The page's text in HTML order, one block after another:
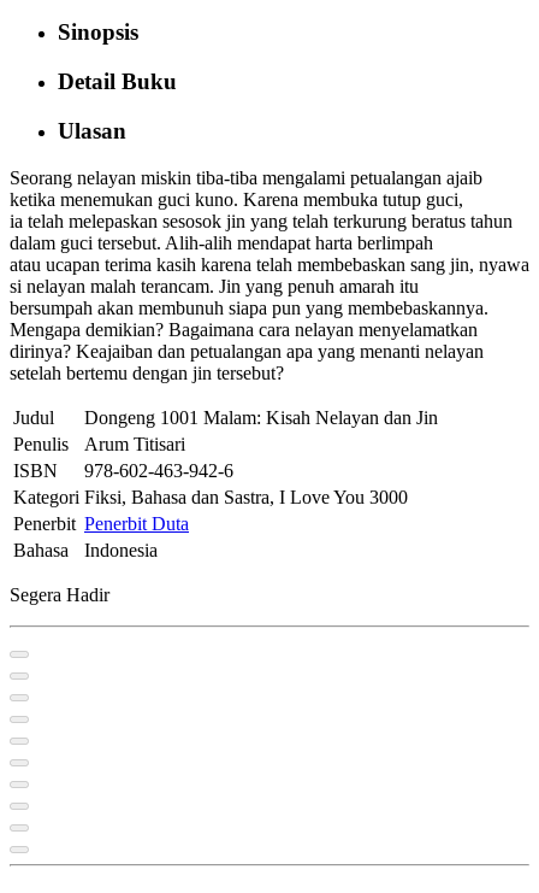
Sinopsis
Detail Buku
Ulasan
Seorang nelayan miskin tiba-tiba mengalami petualangan ajaib
ketika menemukan guci kuno. Karena membuka tutup guci,
ia telah melepaskan sesosok jin yang telah terkurung beratus tahun
dalam guci tersebut. Alih-alih mendapat harta berlimpah
atau ucapan terima kasih karena telah membebaskan sang jin, nyawa
si nelayan malah terancam. Jin yang penuh amarah itu
bersumpah akan membunuh siapa pun yang membebaskannya.
Mengapa demikian? Bagaimana cara nelayan menyelamatkan
dirinya? Keajaiban dan petualangan apa yang menanti nelayan
setelah bertemu dengan jin tersebut?
Judul
Dongeng 1001 Malam: Kisah Nelayan dan Jin
Penulis
Arum Titisari
ISBN
978-602-463-942-6
Kategori Fiksi, Bahasa dan Sastra, I Love You 3000
Penerbit Penerbit Duta
Bahasa
Indonesia
Segera Hadir